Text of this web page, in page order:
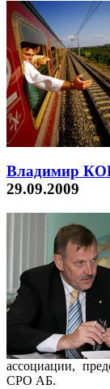
Владимир
29.09.2009
ассоциации,
СРО АБ.